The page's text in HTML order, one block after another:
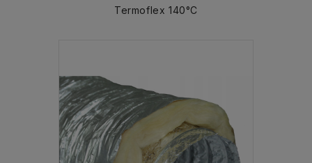
Termoflex 140°C